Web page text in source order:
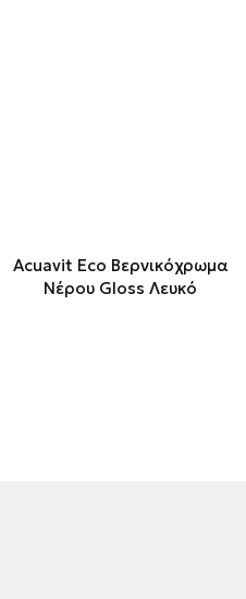
Acuavit Eco Βερνικόχρωμα
Νέρου Gloss Λευκό